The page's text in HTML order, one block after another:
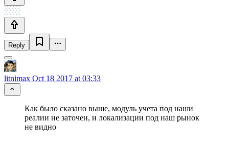
Reply
litnimax Oct 18 2017 at 03:33
Как было сказано выше, модуль учета под наши
реалии не заточен, и локализации под наш рынок
не видно